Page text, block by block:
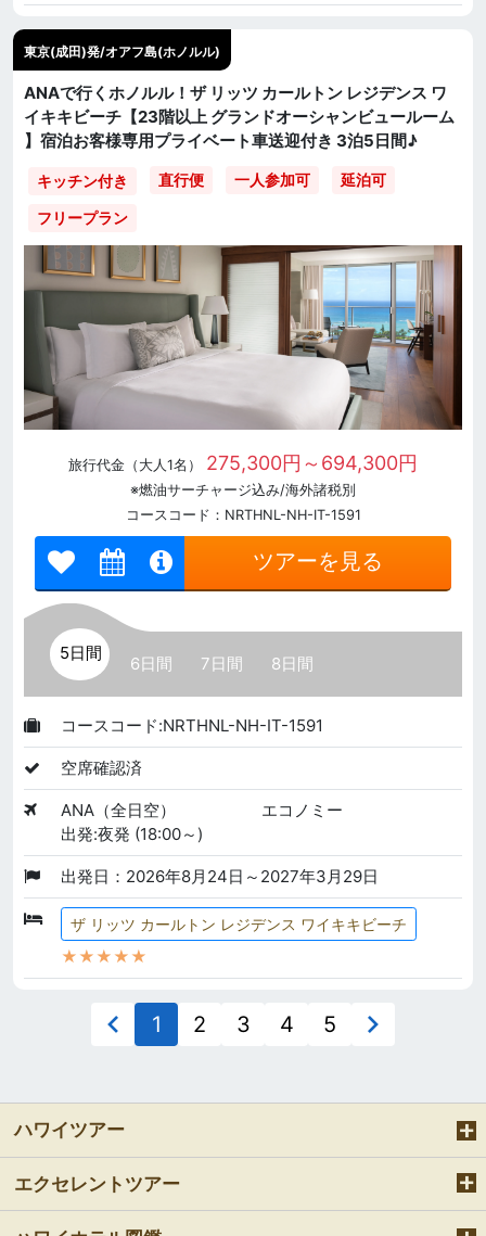
東京(成田)発/オアフ島(ホノルル)
ANAで行くホノルル！ザ リッツ カールトン レジデンス ワ
イキキビーチ【23階以上 グランドオーシャンビュールーム
】宿泊お客様専用プライベート車送迎付き 3泊5日間♪
キッチン付き 直行便 一人参加可 延泊可
フリープラン
旅行代金（大人1名） 275,300円～694,300円
※燃油サーチャージ込み/海外諸税別
コースコード：NRTHNL-NH-IT-1591
ツアーを見る
5日間
6日間 7日間 8日間
コースコード:NRTHNL-NH-IT-1591
空席確認済
ANA（全日空）
エコノミー
出発:夜発 (18:00～)
出発日：2026年8月24日～2027年3月29日
ザ リッツ カールトン レジデンス ワイキキビーチ
★★★★★
1 2 3 4 5
ハワイツアー
エクセレントツアー